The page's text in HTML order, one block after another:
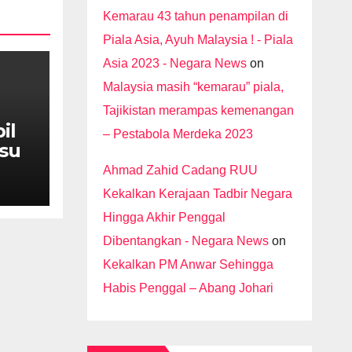
Kemarau 43 tahun penampilan di
Piala Asia, Ayuh Malaysia ! - Piala
Asia 2023 - Negara Newson
Malaysia masih “kemarau” piala,
Tajikistan merampas kemenangan
– Pestabola Merdeka 2023
Ahmad Zahid Cadang RUU
Kekalkan Kerajaan Tadbir Negara
Hingga Akhir Penggal
Dibentangkan - Negara Newson
Kekalkan PM Anwar Sehingga
Habis Penggal – Abang Johari